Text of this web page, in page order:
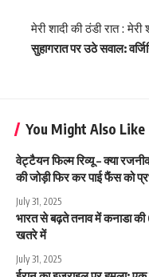
मेरी शादी की ठंडी रात :
सुहागरात पर उठे सवाल:
You Might Also Like
वेट्टैयन फिल्म रिव्यू – क्या
की जोड़ी फिर कर पाई फैंस को
July 31, 2025
भारत से बढ़ते तनाव में कनाडा की
खतरे में
July 31, 2025